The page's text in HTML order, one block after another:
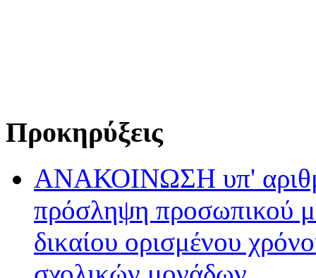
Προκηρύξεις
ΑΝΑΚΟΙΝΩΣΗ υπ'
πρόσληψη προσωπικού
δικαίου ορισμένου